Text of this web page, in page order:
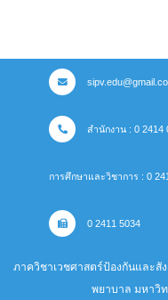
สำนักงาน : 0 2414
การศึกษาและวิชาการ : 0
0 2411 5034
ภาควิชาเวชศาสตร์ป้องกันและ
พยาบาล มหาวิ